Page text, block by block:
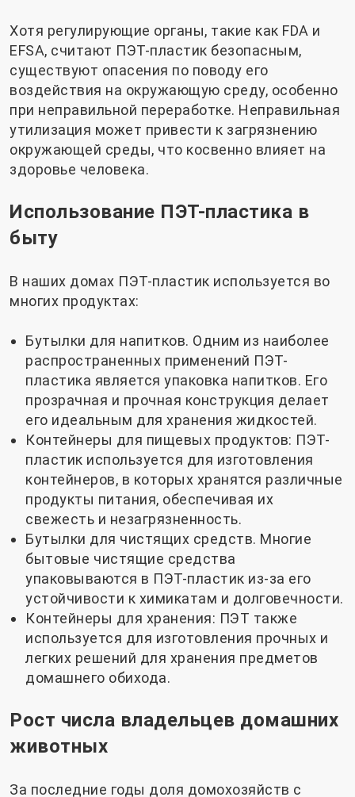
Хотя регулирующие органы, такие как FDA и
EFSA, считают ПЭТ-пластик безопасным,
существуют опасения по поводу его
воздействия на окружающую среду, особенно
при неправильной переработке. Неправильная
утилизация может привести к загрязнению
окружающей среды, что косвенно влияет на
здоровье человека.
Использование ПЭТ-пластика в
быту
В наших домах ПЭТ-пластик используется во
многих продуктах:
Бутылки для напитков. Одним из наиболее
распространенных применений ПЭТ-
пластика является упаковка напитков. Его
прозрачная и прочная конструкция делает
его идеальным для хранения жидкостей.
Контейнеры для пищевых продуктов: ПЭТ-
пластик используется для изготовления
контейнеров, в которых хранятся различные
продукты питания, обеспечивая их
свежесть и незагрязненность.
Бутылки для чистящих средств. Многие
бытовые чистящие средства
упаковываются в ПЭТ-пластик из-за его
устойчивости к химикатам и долговечности.
Контейнеры для хранения: ПЭТ также
используется для изготовления прочных и
легких решений для хранения предметов
домашнего обихода.
Рост числа владельцев домашних
животных
За последние годы доля домохозяйств с